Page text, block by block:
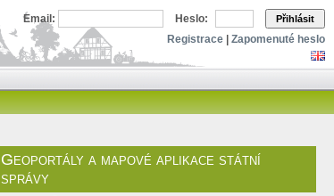
Email: Heslo: Přihlásit
Registrace Zapomenuté heslo
Geoportály a mapové aplikace státní
správy